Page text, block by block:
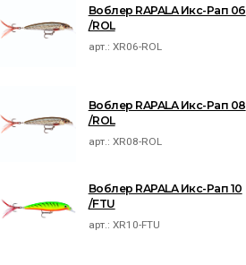
Воблер RAPALA Икс-Рап 06
/ROL
арт.: XR06-ROL
Воблер RAPALA Икс-Рап 08
/ROL
арт.: XR08-ROL
Воблер RAPALA Икс-Рап 10
/FTU
арт.: XR10-FTU